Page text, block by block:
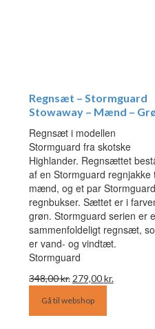
Regnsæt – Stormguard
Stowaway – Mænd –
Regnsæt i modellen
Stormguard fra skotske
Highlander. Regnsættet
af en Stormguard regnjakke
mænd, og et par Stormguard
regnbukser. Sættet er i
grøn. Stormguard serien er
sammenfoldeligt regnsæt,
er vand- og vindtæt.
Stormguard
348,00kr. Den
pris
var:
279,00kr.
Gå til webshop